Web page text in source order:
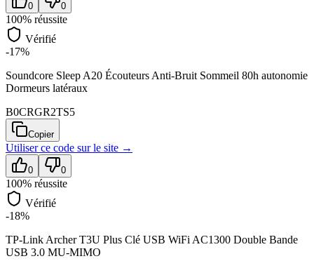
0 0
100% réussite
Vérifié
-17%
Soundcore Sleep A20 Écouteurs Anti-Bruit Sommeil 80h autonomie
Dormeurs latéraux
B0CRGR2TS5
Copier
Utiliser ce code surle site →
0 0
100% réussite
Vérifié
-18%
TP-Link Archer T3U Plus Clé USB WiFi AC1300 Double Bande
USB 3.0 MU-MIMO